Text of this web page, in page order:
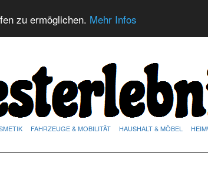
zu ermöglichen. Mehr Infos
FAHRZEUGE & MOBILITÄT HAUSHALT & MÖBEL